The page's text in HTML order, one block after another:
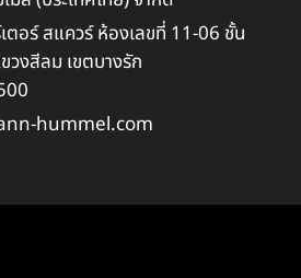
ตอร์ สแควร์ ห้องเลขที่ 11-06 ชั้น
วงสีลม เขตบางรัก
hummel.com